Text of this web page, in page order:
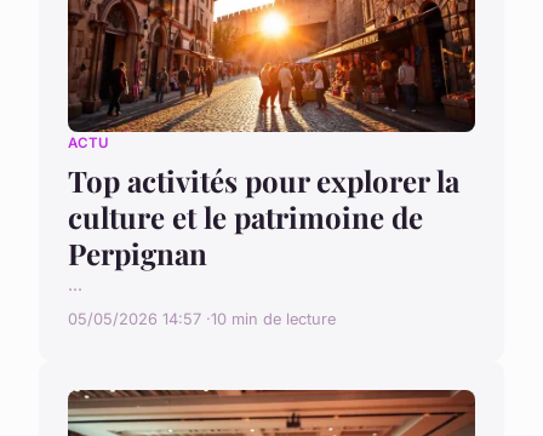
ACTU
Top activités pour explorer la
culture et le patrimoine de
Perpignan
...
05/05/2026 14:57 10 min de lecture